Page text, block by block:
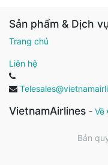
Sản phẩm & Dịch
Trang chủ
Liên hệ
VietnamAirlines - Về
Bản